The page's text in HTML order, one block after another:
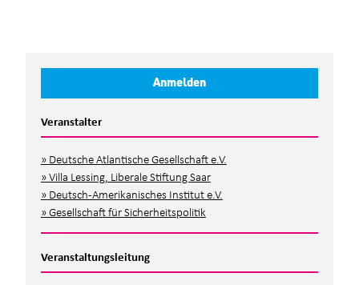
Anmelden
Veranstalter
Deutsche Atlantische Gesellschaft e.V.
Villa Lessing, Liberale Stiftung Saar
Deutsch-Amerikanisches Institut e.V.
Gesellschaft für Sicherheitspolitik
Veranstaltungsleitung